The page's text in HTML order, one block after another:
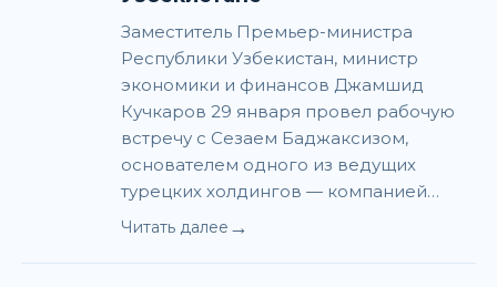
Заместитель Премьер-министра
Республики Узбекистан, министр
экономики и финансов Джамшид
Кучкаров 29 января провел рабочую
встречу с Сезаем Баджаксизом,
основателем одного из ведущих
турецких холдингов — компанией…
Читать далее →